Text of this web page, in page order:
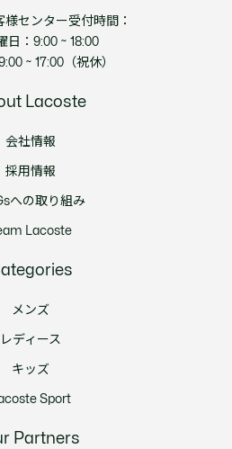
様センター受付時間：
日：9:00 ~ 18:00
~ 17:00（祝休）
Lacoste
会社情報
採用情報
への取り組み
Lacoste
メンズ
レディース
キッズ
Sport
Partners